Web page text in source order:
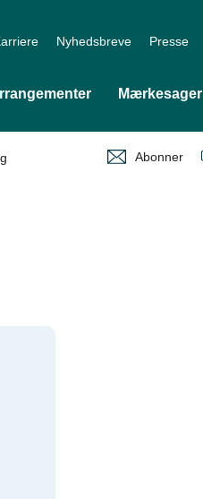
Nyhedsbreve Presse
Mærkesager
Abonner